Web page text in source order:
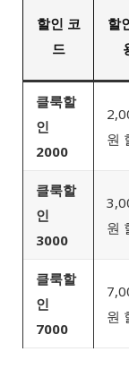
할인 코
드
할
클룩할
인
2000
원
클룩할
인
3000
원
클룩할
인
7000
원